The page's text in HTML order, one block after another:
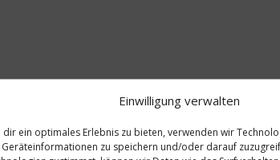
Einwilligung verwalten
dir ein optimales Erlebnis zu bieten, verwenden wir
Geräteinformationen zu speichern und/oder darauf